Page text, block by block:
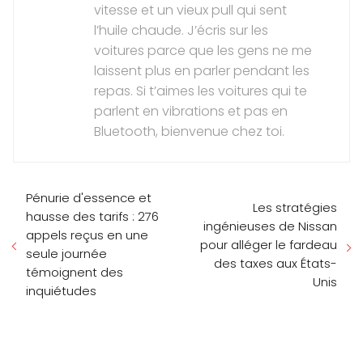
vitesse et un vieux pull qui sent
l’huile chaude. J’écris sur les
voitures parce que les gens ne me
laissent plus en parler pendant les
repas. Si t’aimes les voitures qui te
parlent en vibrations et pas en
Bluetooth, bienvenue chez toi.
Pénurie d'essence et
hausse des tarifs : 276
appels reçus en une
seule journée
témoignent des
inquiétudes
Les stratégies
ingénieuses de Nissan
pour alléger le fardeau
des taxes aux États-
Unis